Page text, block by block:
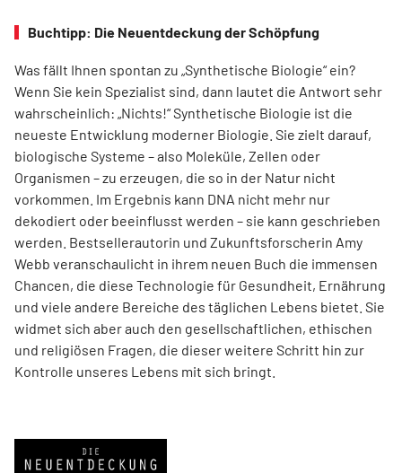
Buchtipp: Die Neuentdeckung der Schöpfung
Was fällt Ihnen spontan zu „Synthetische Biologie“ ein?
Wenn Sie kein Spezia­list sind, dann lautet die Antwort sehr
wahrscheinlich: „Nichts!“ Synthetische Biologie ist die
neueste Entwicklung moderner Biologie. Sie zielt darauf,
biologische Systeme – also Moleküle, Zellen oder
Organismen – zu erzeugen, die so in der Natur nicht
vorkommen. Im Ergebnis kann DNA nicht mehr nur
dekodiert oder beeinflusst werden – sie kann geschrieben
werden. Best­sellerautorin und Zukunftsforscherin Amy
Webb veranschaulicht in ihrem neuen Buch die immensen
Chancen, die diese Technologie für Gesundheit, Ernährung
und viele andere Bereiche des täglichen Lebens bietet. Sie
widmet sich aber auch den gesellschaftlichen, ethischen
und religiösen Fragen, die dieser weitere Schritt hin zur
Kontrolle unseres Lebens mit sich bringt.